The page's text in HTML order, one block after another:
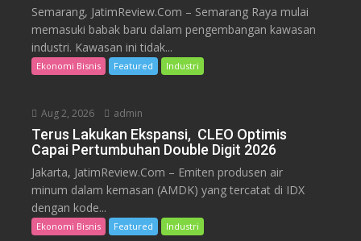
Semarang, JatimReview.Com – Semarang Raya mulai
memasuki babak baru dalam pengembangan kawasan
industri. Kawasan ini tidak...
Ekonomi Bisnis Featured Industri
Aug 2, 2026 admin
Terus Lakukan Ekspansi, CLEO Optimis
Capai Pertumbuhan Double Digit 2026
Jakarta, JatimReview.Com – Emiten produsen air
minum dalam kemasan (AMDK) yang tercatat di IDX
dengan kode...
Ekonomi Bisnis Featured Industri